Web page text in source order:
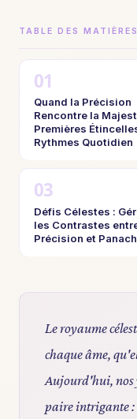
TABLE DES MATIÈRES
Quand la Précision
Rencontre la
Premières
Rythmes Quotidien
Défis Célestes :
les Contrastes
Précision et
Le royaume
chaque âme,
Aujourd'hui, nos
paire intrigante :